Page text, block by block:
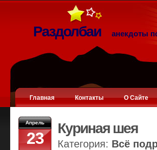
Раздолбаи анекдоты
Главная Контакты О Сайте
Апрель
23
Куриная шея
Категория: Всё